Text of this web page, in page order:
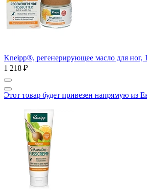
Kneipp®, регенерирующее масло для ног,
1 218 ₽
Этот товар будет привезен напрямую из